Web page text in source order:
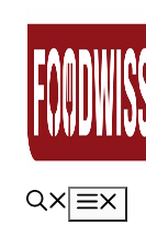
Zum
Inhalt
springen